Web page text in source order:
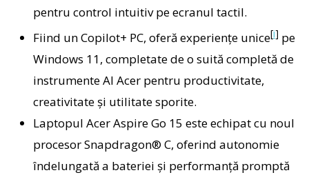
pentru control intuitiv pe ecranul tactil.
Fiind un Copilot+ PC, oferă experiențe unice[i] pe
Windows 11, completate de o suită completă de
instrumente AI Acer pentru productivitate,
creativitate și utilitate sporite.
Laptopul Acer Aspire Go 15 este echipat cu noul
procesor Snapdragon® C, oferind autonomie
îndelungată a bateriei și performanță promptă